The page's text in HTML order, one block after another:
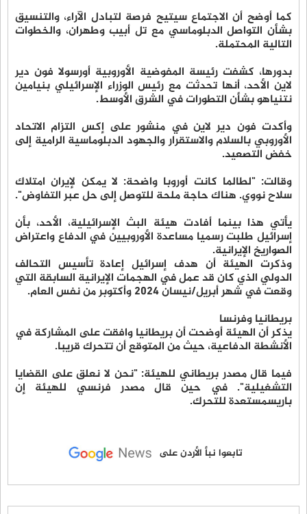
كما أوضح أن الاجتماع سيتيح فرصة لتبادل الآراء، والتنسيق
بشأن التواصل الدبلوماسي مع تل أبيب وطهران، والخطوات
التالية المحتملة.
بدورها، كشفت رئيسة المفوضية الأوروبية أورسولا فون دير
لاين الأحد، أنها تحدثت مع رئيس الوزراء الإسرائيلي بنيامين
نتنياهو بشأن التطورات في الشرق الأوسط.
وأكدت فون دير لاين في منشور على إكس التزام الاتحاد
الأوروبي بالسلام والاستقرار والجهود الدبلوماسية الرامية إلى
خفض التصعيد.
وقالت: "لطالما كانت أوروبا واضحة: لا يمكن لإيران امتلاك
سلاح نووي. هناك حاجة ملحة للتوصل إلى حل عبر التفاوض".
يأتي هذا بينما أفادت هيئة البث الإسرائيلية، الأحد، بأن
إسرائيل طلبت رسميا مساعدة الأوروبيين في الدفاع واعتراض
الصواريخ الإيرانية.
وذكرت الهيئة أن هدف إسرائيل إعادة تأسيس التحالف
الدولي الذي كان قد عمل في الهجمات الإيرانية السابقة التي
وقعت في شهر أبريل/نيسان 2024 وأكتوبر من نفس العام.
بريطانيا وفرنسا
يذكر أن الهيئة أوضحت أن بريطانيا وافقت على المشاركة في
الأنشطة الدفاعية، حيث من المتوقع أن تتحرك قريبا.
فيما قال مصدر بريطاني للهيئة: "نحن لا نعلق على القضايا
التشغيلية". في حين قال مصدر فرنسي للهيئة إن
باريسمستعدة للتحرك.
تابعوا نبأ الأردن على